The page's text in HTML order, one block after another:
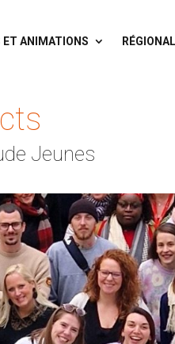
ET ANIMATIONS
Jeunes